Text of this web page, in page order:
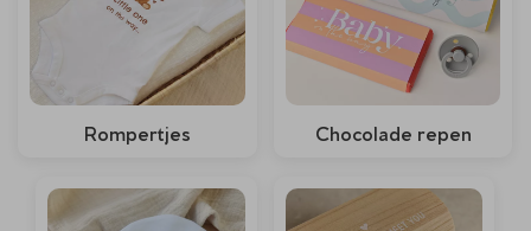
Rompertjes Chocolade repen